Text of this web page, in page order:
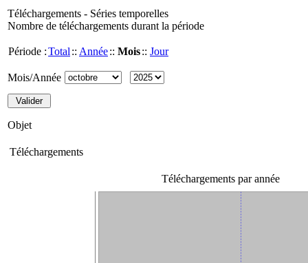
Téléchargements - Séries temporelles
Nombre de téléchargements durant la période
Période :Total :: Année:: Mois:: Jour
Mois/Année
Objet
Téléchargements
Téléchargements par année